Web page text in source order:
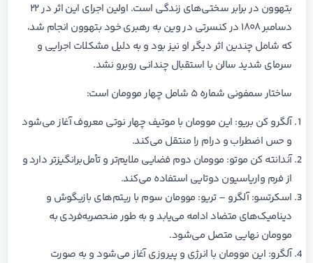
بتهوون در برابر سختی‌های زندگی است. اولین اجرای این اثر در ۲۲
دسامبر ۱۸۰۸ در کنسرتی در وین به رهبری خود بتهوون انجام شد،
که شامل چندین اثر دیگر او نیز بود و به دلیل مشکلات اجرایی و
سرمای شدید سالن با استقبال چندانی روبرو نشد.
ساختار سمفونی شماره ۵ شامل چهار موومان است:
آلگرو کن بریو: این موومان با موتیف چهار نوتی معروف آغاز می‌شود
و حس اضطراب و درام را منتقل می‌کند.
آندانته کن موتو: موومان دوم فضایی ملایم‌تر و تأمل‌برانگیزتر دارد و
از فرم واریاسیون دوتایی استفاده می‌کند.
اسکرتسو: آلگرو – تریو: موومان سوم با ریتم‌های بازیگوش و
دینامیک‌های متضاد ادامه می‌یابد و به طور منحصربه‌فردی به
موومان نهایی متصل می‌شود.
آلگرو: این موومان با انرژی و پیروزی آغاز می‌شود و به صورت